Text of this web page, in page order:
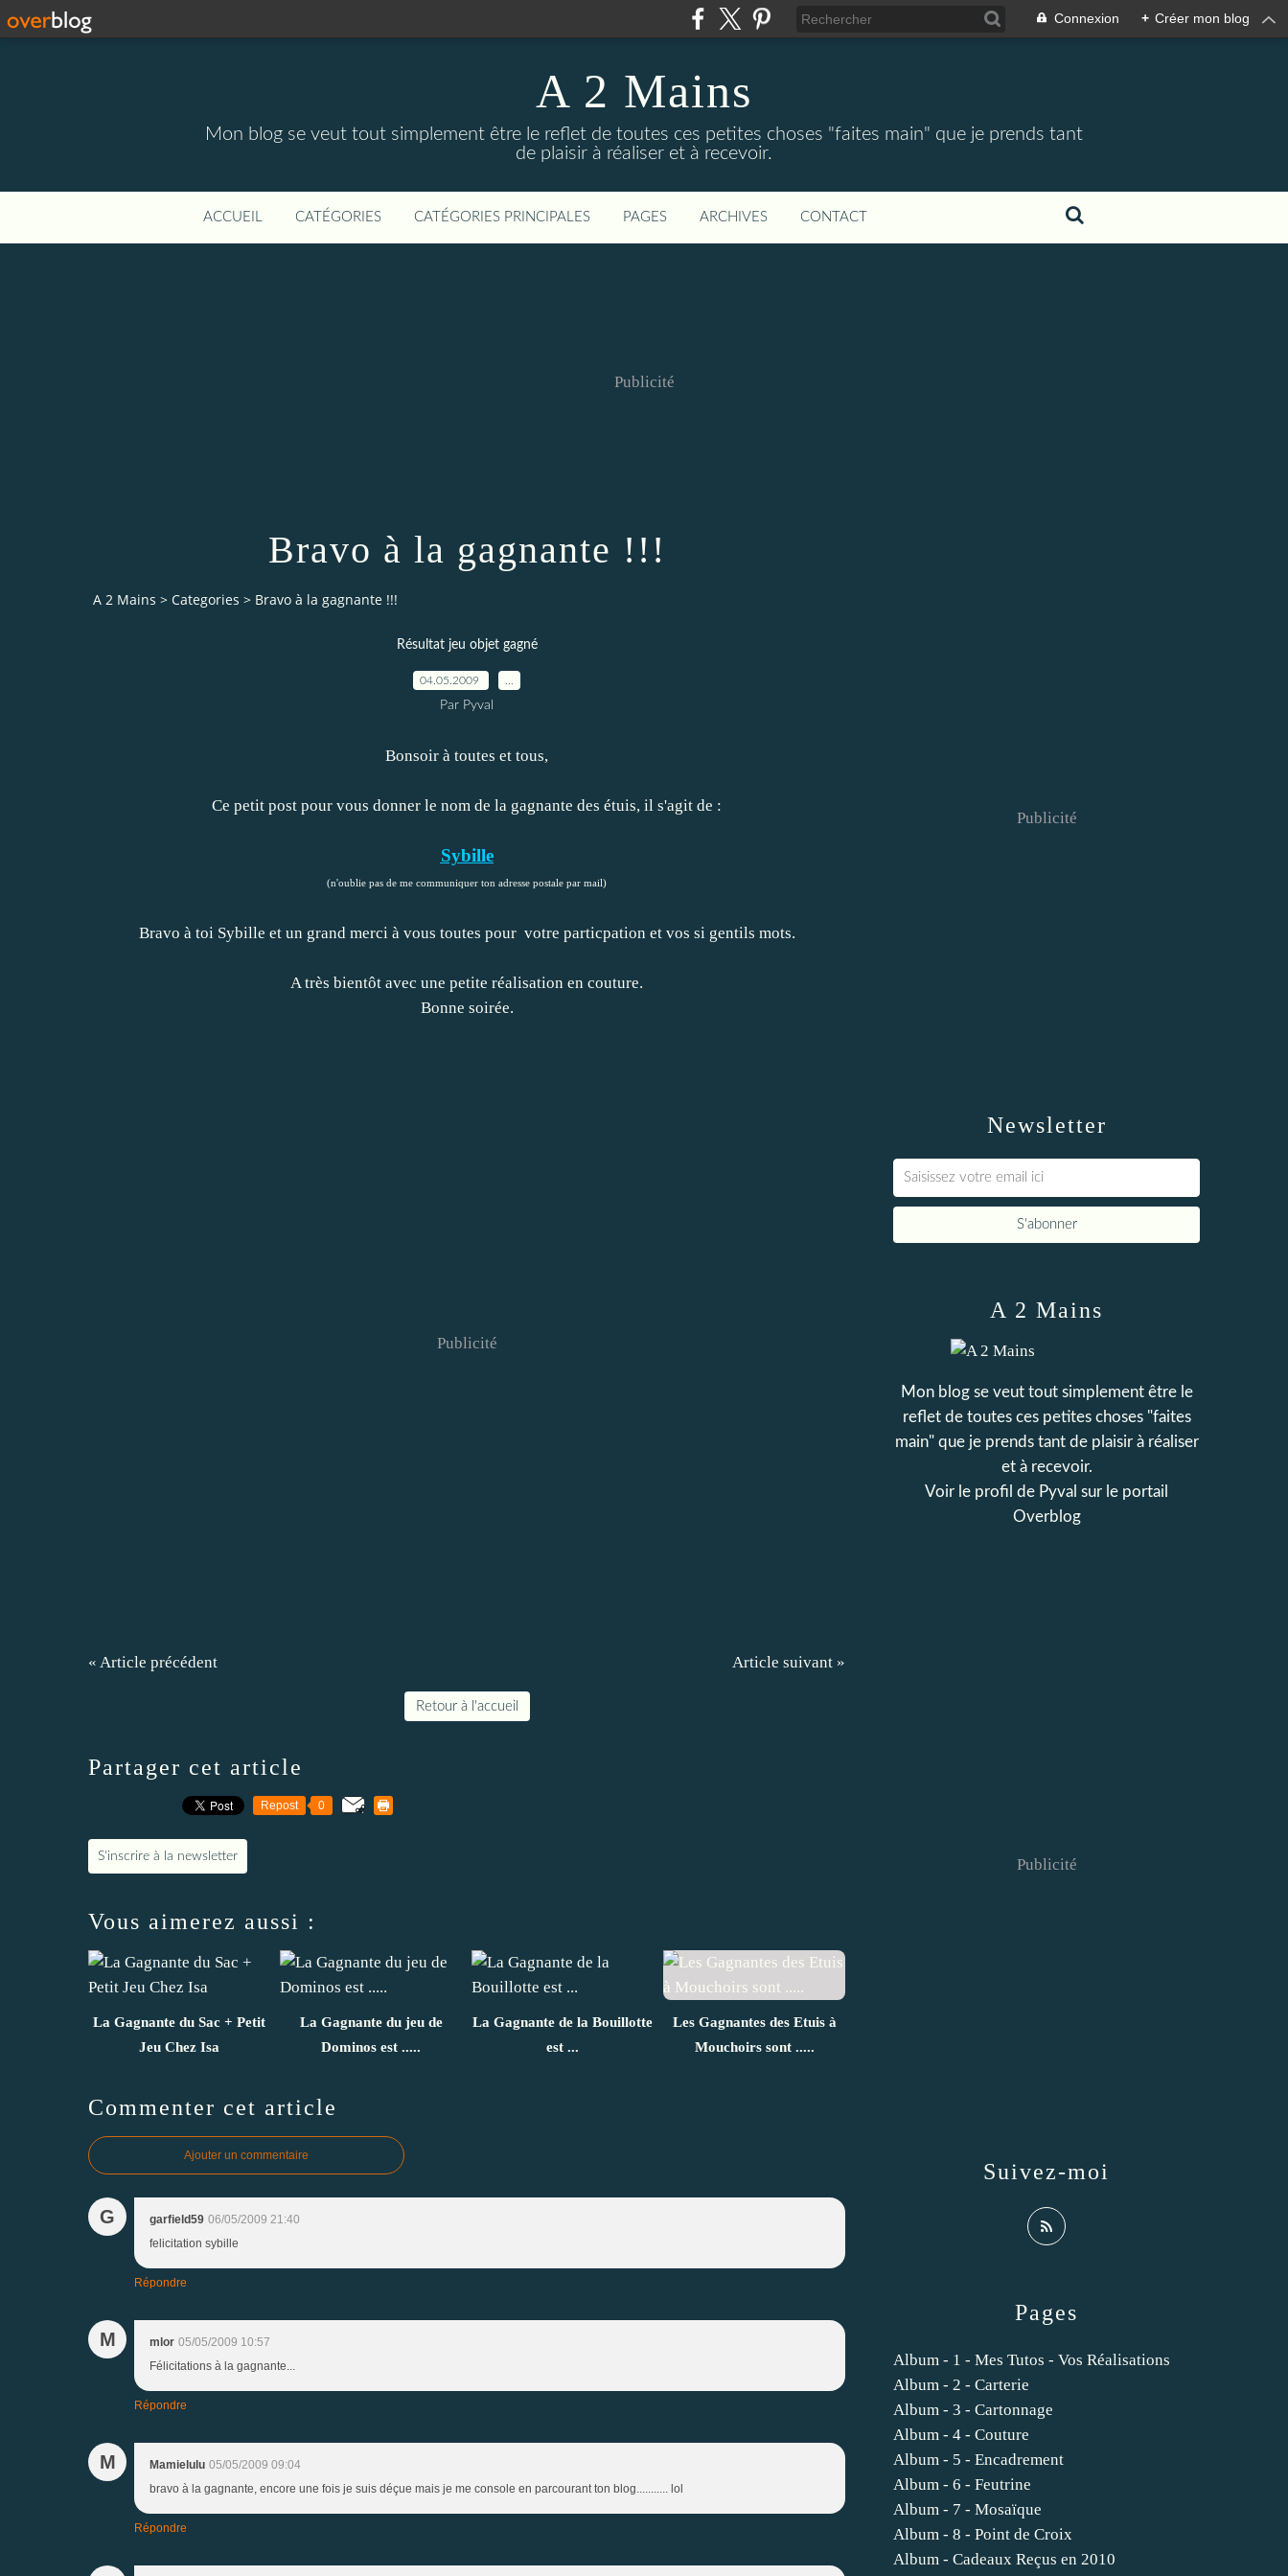
Connexion + Créer mon blog
A 2 Mains
Mon blog se veut tout simplement être le reflet de toutes ces petites choses "faites main" que je prends tant
de plaisir à réaliser et à recevoir.
ACCUEIL CATÉGORIES CATÉGORIES PRINCIPALES PAGES ARCHIVES CONTACT
Publicité
Bravo à la gagnante !!!
A 2 Mains > Categories > Bravo à la gagnante !!!
Résultat jeu objet gagné
04.05.2009
Par Pyval
Bonsoir à toutes et tous,
Ce petit post pour vous donner le nom de la gagnante des étuis, il s'agit de :
Sybille
(n'oublie pas de me communiquer ton adresse postale par mail)
Bravo à toi Sybille et un grand merci à vous toutes pour votre particpation et vos si gentils mots.
A très bientôt avec une petite réalisation en couture.
Bonne soirée.
Publicité
« Article précédent Article suivant »
Retour à l'accueil
Partager cet article
Repost 0
S'inscrire à la newsletter
Vous aimerez aussi :
La Gagnante du Sac + Petit
Jeu Chez Isa
La Gagnante du jeu de
Dominos est .....
La Gagnante de la Bouillotte
est ...
Les Gagnantes des Etuis à
Mouchoirs sont .....
Commenter cet article
Ajouter un commentaire
G garfield59 06/05/2009 21:40
felicitation sybille
Répondre
M mlor 05/05/2009 10:57
Félicitations à la gagnante...
Répondre
M Mamielulu 05/05/2009 09:04
bravo à la gagnante, encore une fois je suis déçue mais je me console en parcourant ton blog........... lol
Répondre
Newsletter
Publicité
Pages
Album - 1 - Mes Tutos - Vos Réalisations
Album - 2 - Carterie
Album - 3 - Cartonnage
Album - 4 - Couture
Album - 5 - Encadrement
Album - 6 - Feutrine
Album - 7 - Mosaïque
Album - 8 - Point de Croix
Album - Cadeaux Reçus en 2010
A 2 Mains
Mon blog se veut tout simplement être le
reflet de toutes ces petites choses "faites
main" que je prends tant de plaisir à réaliser
et à recevoir.
Voir le profil de Pyval sur le portail
Overblog
Suivez-moi
Publicité